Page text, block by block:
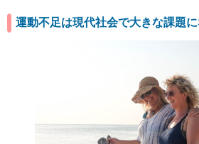
運動不足は現代社会で大きな課題